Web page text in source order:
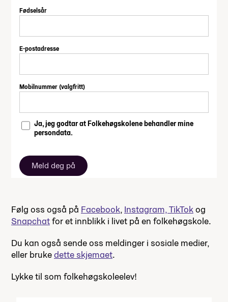
Fødselsår
E-postadresse
Mobilnummer (valgfritt)
Ja, jeg godtar at Folkehøgskolene behandler mine
persondata.
Meld deg på
Følg oss også på Facebook, Instagram,TikTokog
Snapchatfor et innblikk i livet på en folkehøgskole.
Du kan også sende oss meldinger i sosiale medier,
eller brukedette skjemaet.
Lykke til som folkehøgskoleelev!